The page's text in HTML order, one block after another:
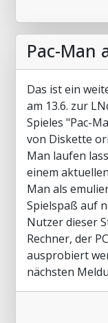
Pac-Man
Das ist ein
am 13.6. zur
Spieles "Pac-
von Diskette
Man laufen
einem
Man als
Spielspaß auf
Nutzer dieser
Rechner, der
ausprobiert
nächsten